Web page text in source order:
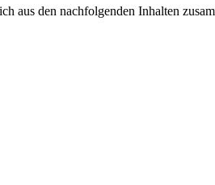
aus den nachfolgenden Inhalten